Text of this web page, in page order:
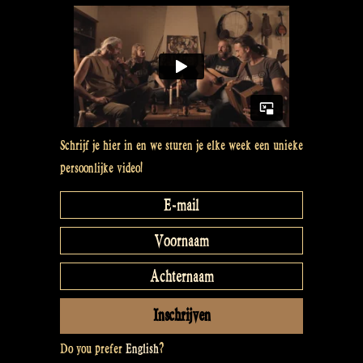
Schrijf je hier in en we sturen je elke week een unieke
persoonlijke video!
Do you prefer English?